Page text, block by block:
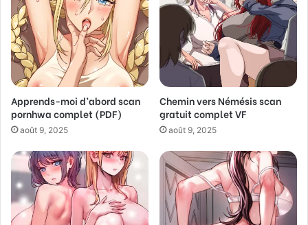
a
i
l
a
d
r
e
s
Apprends-moi d’abord scan
pornhwa complet (PDF)
août 9, 2025
Chemin vers Némésis scan
gratuit complet VF
août 9, 2025